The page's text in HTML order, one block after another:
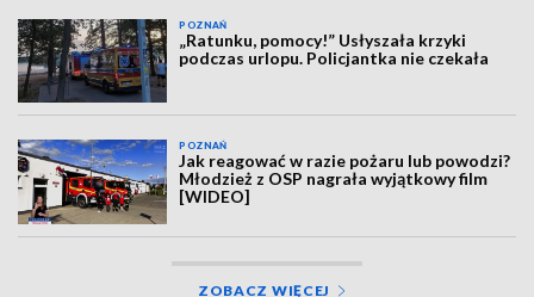
POZNAŃ
„Ratunku, pomocy!” Usłyszała krzyki
podczas urlopu. Policjantka nie czekała
POZNAŃ
Jak reagować w razie pożaru lub powodzi?
Młodzież z OSP nagrała wyjątkowy film
[WIDEO]
ZOBACZ WIĘCEJ